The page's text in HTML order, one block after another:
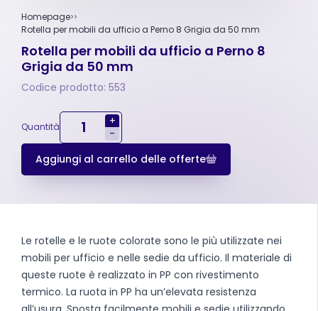
Homepage
Rotella per mobili da ufficio a Perno 8 Grigia da 50 mm
Rotella per mobili da ufficio a Perno 8
Grigia da 50 mm
Codice prodotto: 553
Quantità
+
-
Aggiungi al carrello delle offerte
Le rotelle e le ruote colorate sono le più utilizzate nei
mobili per ufficio e nelle sedie da ufficio. Il materiale di
queste ruote è realizzato in PP con rivestimento
termico. La ruota in PP ha un’elevata resistenza